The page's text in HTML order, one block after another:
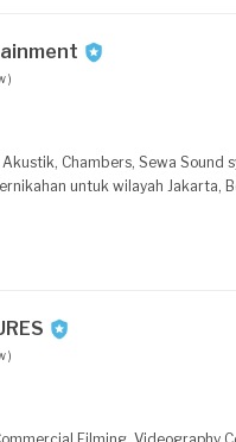
)
Akustik, Chambers, Sewa
untuk wilayah Jakarta,
)